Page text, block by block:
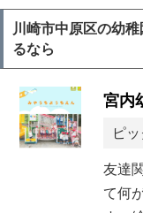
川崎市中原区の幼
るなら
宮内
ピ
友達
て何